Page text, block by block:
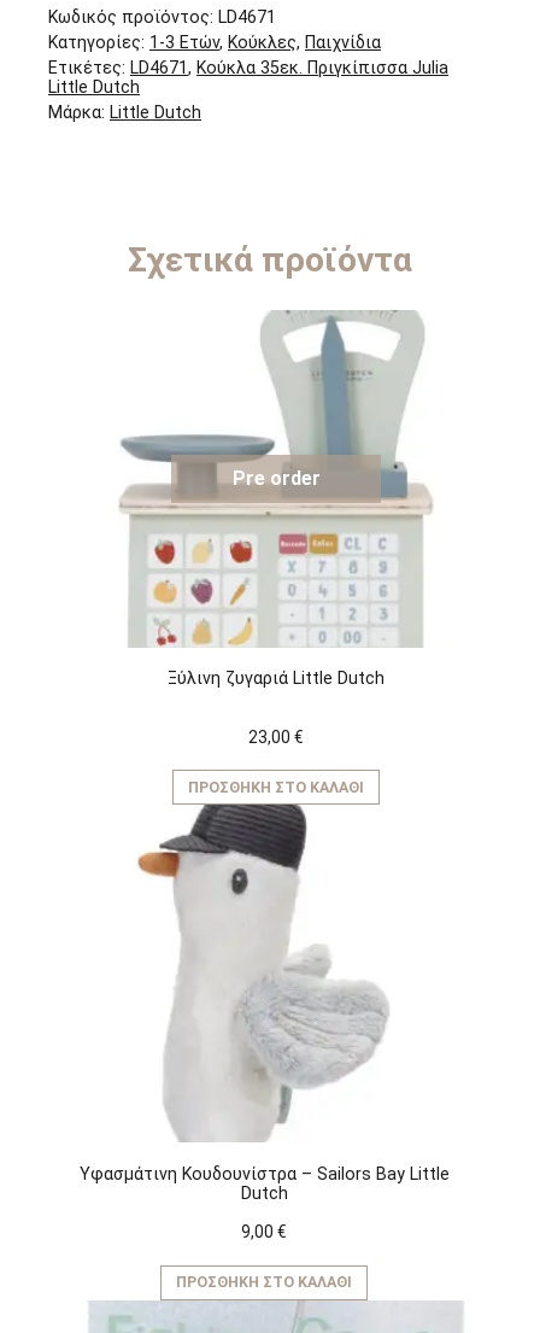
Κωδικός προϊόντος: LD4671
Κατηγορίες: 1-3 Ετών, Κούκλες, Παιχνίδια
Ετικέτες: LD4671, Κούκλα 35εκ. Πριγκίπισσα Julia
Little Dutch
Μάρκα: Little Dutch
Σχετικά προϊόντα
Pre order
Ξύλινη ζυγαριά Little Dutch
23,00 €
ΠΡΟΣΘΉΚΗ ΣΤΟ ΚΑΛΆΘΙ
Υφασμάτινη Kουδουνίστρα – Sailors Bay Little
Dutch
9,00 €
ΠΡΟΣΘΉΚΗ ΣΤΟ ΚΑΛΆΘΙ